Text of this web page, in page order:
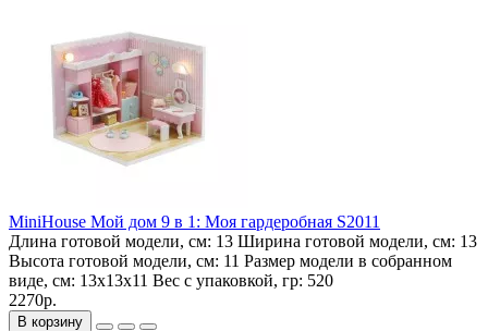
MiniHouse Мой дом 9 в 1: Моя гардеробная S2011
Длина готовой модели, см: 13 Ширина готовой модели, см: 13
Высота готовой модели, см: 11 Размер модели в собранном
виде, см: 13x13x11 Вес с упаковкой, гр: 520
2270р.
В корзину